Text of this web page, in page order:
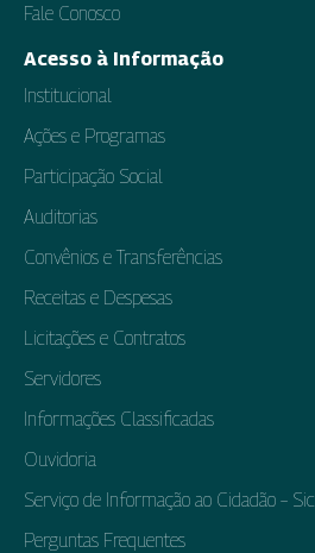
Fale Conosco
Acesso à Informação
Institucional
Ações e Programas
Participação Social
Auditorias
Convênios e Transferências
Receitas e Despesas
Licitações e Contratos
Servidores
Informações Classificadas
Ouvidoria
Serviço de Informação ao Cidadão – Sic
Perguntas Frequentes